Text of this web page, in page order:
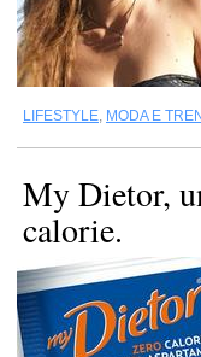
LIFESTYLE, MODA E
My Dietor,
calorie.